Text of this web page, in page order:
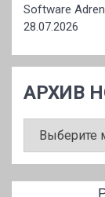
Software
28.07.2026
АРХИВ
НОВОСТЕЙ